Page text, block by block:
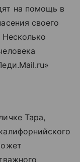
на помощь в
своего
Несколько
Тара,